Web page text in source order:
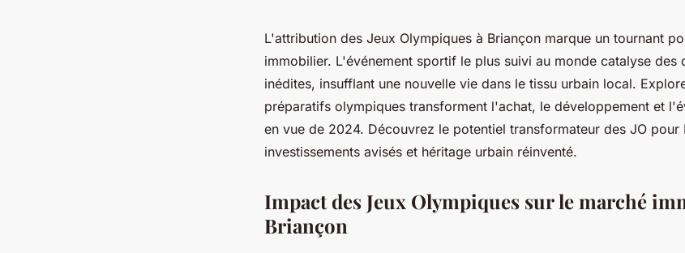
L'attribution des Jeux Olympiques à Briançon marque un tournant
immobilier. L'événement sportif le plus suivi au monde catalyse des
inédites, insufflant une nouvelle vie dans le tissu urbain local.
préparatifs olympiques transforment l'achat, le développement et
en vue de 2024. Découvrez le potentiel transformateur des JO pour
investissements avisés et héritage urbain réinventé.
Impact des Jeux Olympiques sur le marché
Briançon